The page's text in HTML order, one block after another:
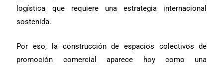
logística que requiere una estrategia internacional
sostenida.
Por eso, la construcción de espacios colectivos de
promoción comercial aparece hoy como una